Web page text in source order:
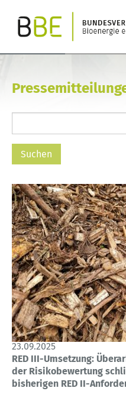
23.09.2025
RED III-Umsetzung:
der Risikobewertung
bisherigen RED II-